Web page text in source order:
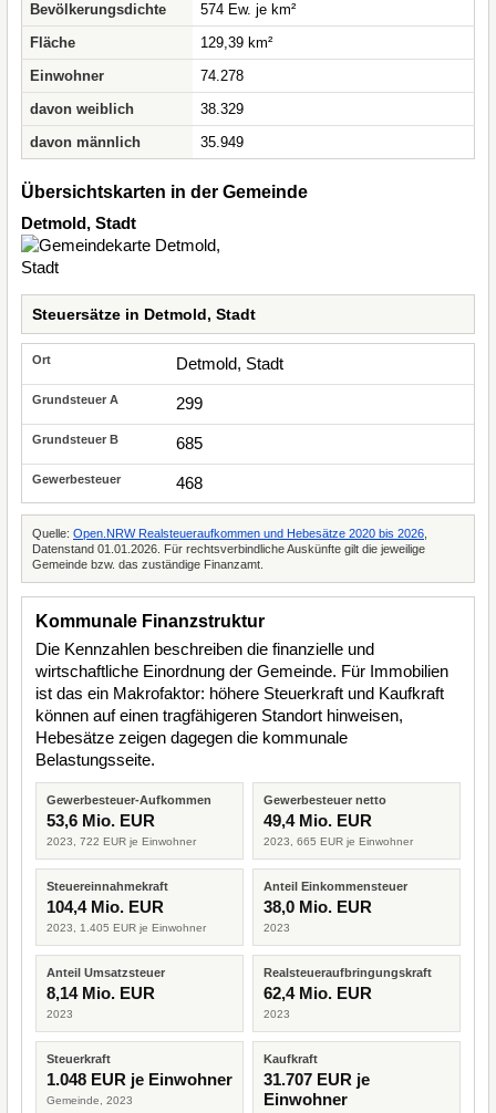
Bevölkerungsdichte
574 Ew. je km²
Fläche
129,39 km²
Einwohner
74.278
davon weiblich
38.329
davon männlich
35.949
Übersichtskarten in der Gemeinde
Detmold, Stadt
Steuersätze in Detmold, Stadt
Detmold, Stadt
299
685
468
Quelle: Open.NRW Realsteueraufkommen und Hebesätze 2020 bis 2026
Datenstand 01.01.2026. Für rechtsverbindliche Auskünfte gilt die jeweilige
Gemeinde bzw. das zuständige Finanzamt.
Kommunale Finanzstruktur
Die Kennzahlen beschreiben die finanzielle und
wirtschaftliche Einordnung der Gemeinde. Für Immobilien
ist das ein Makrofaktor: höhere Steuerkraft und Kaufkraft
können auf einen tragfähigeren Standort hinweisen,
Hebesätze zeigen dagegen die kommunale
Belastungsseite.
Gewerbesteuer-Aufkommen
53,6 Mio. EUR
2023, 722 EUR je Einwohner
Gewerbesteuer netto
49,4 Mio. EUR
2023, 665 EUR je Einwohner
Steuereinnahmekraft
104,4 Mio. EUR
2023, 1.405 EUR je Einwohner
Anteil Einkommensteuer
38,0 Mio. EUR
2023
Anteil Umsatzsteuer
8,14 Mio. EUR
2023
Realsteueraufbringungskraft
62,4 Mio. EUR
2023
Steuerkraft
1.048 EUR je Einwohner
Gemeinde, 2023
Kaufkraft
31.707 EUR je
Einwohner